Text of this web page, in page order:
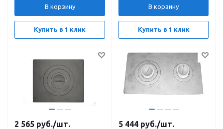
В корзину
Купить в 1 клик
В корзину
Купить в 1 клик
2 565 руб./шт. 5 444 руб./шт.